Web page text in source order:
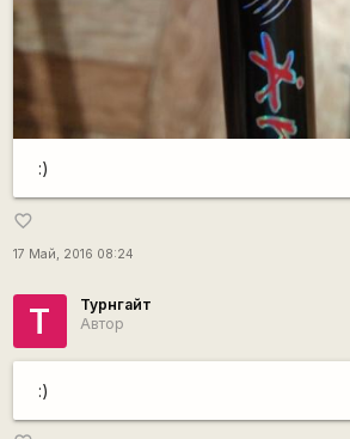
:)
favorite_border
17 Май, 2016 08:24
Т
Турнгайт
Автор
:)